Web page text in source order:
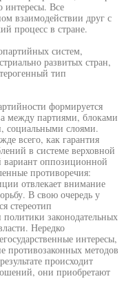
интересы. Все
взаимодействии друг с
процесс в стране.
систем,
развитых стран,
тип
формируется
между партиями, блоками
социальными слоями.
всего, как гарантия
в системе верховной
оппозиционной
противоречия:
отвлекает внимание
В свою очередь у
стереотип
законодательных
Нередко
интересы,
противозаконных методов
происходит
они приобретают